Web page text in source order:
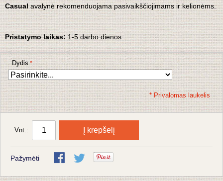
Casualavalynė rekomenduojama pasivaikščiojimams ir kelionėms.
Pristatymo laikas:1-5darbo dienos
Dydis
* Privalomas laukelis
Vnt.: Į krepšelį
Pažymėti